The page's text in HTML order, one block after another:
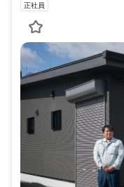
正社員